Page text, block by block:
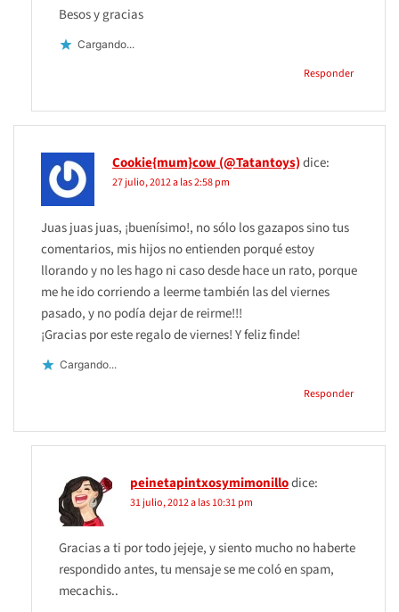
Besos y gracias
Cargando...
Responder
Cookie{mum}cow (@Tatantoys)dice:
27 julio, 2012 a las 2:58 pm
Juas juas juas, ¡buenísimo!, no sólo los gazapos sino tus
comentarios, mis hijos no entienden porqué estoy
llorando y no les hago ni caso desde hace un rato, porque
me he ido corriendo a leerme también las del viernes
pasado, y no podía dejar de reirme!!!
¡Gracias por este regalo de viernes! Y feliz finde!
Cargando...
Responder
peinetapintxosymimonillodice:
31 julio, 2012 a las 10:31 pm
Gracias a ti por todo jejeje, y siento mucho no haberte
respondido antes, tu mensaje se me coló en spam,
mecachis..